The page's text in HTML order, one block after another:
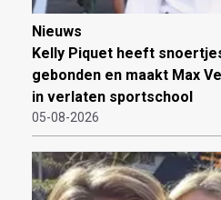
Nieuws
Kelly Piquet heeft
gebonden en maakt Max
in verlaten sportschool
05-08-2026